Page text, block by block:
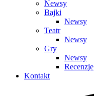
Newsy
Bajki
Newsy
Teatr
Newsy
Gry
Newsy
Recenzje
Kontakt